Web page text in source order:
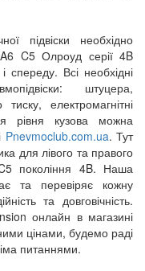
підвіски необхідно
A6 C5 Олроуд серії 4B
спереду. Всі необхідні
штуцера,
електромагнітні
рівня кузова можна
Pnevmoclub.com.ua. Тут
для лівого та правого
покоління 4B. Наша
та перевіряє кожну
та довговічність.
онлайн в магазині
цінами, будемо раді
питаннями.